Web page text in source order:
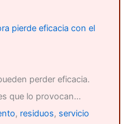
pierde eficacia con el
perder eficacia.
que lo provocan…
, residuos, servicio